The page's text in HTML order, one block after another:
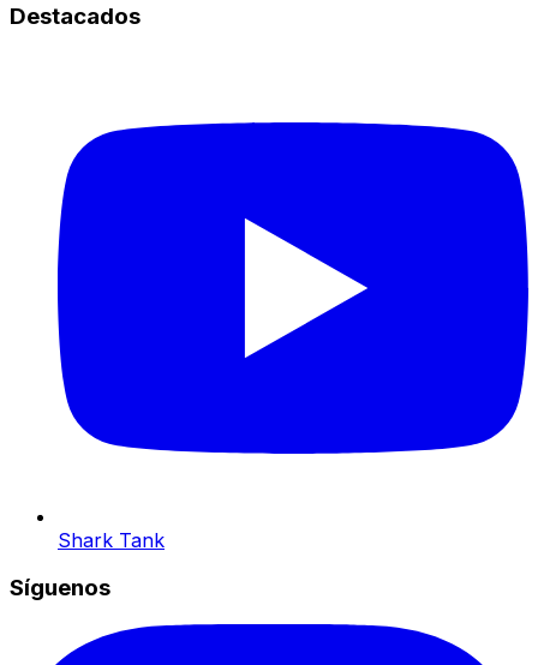
Destacados
Shark Tank
Síguenos